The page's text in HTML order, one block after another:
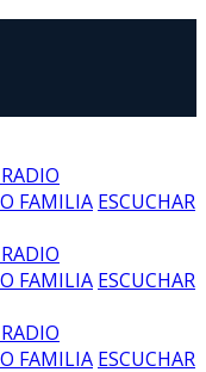
FAMILIA ESCUCHAR
FAMILIA ESCUCHAR
FAMILIA ESCUCHAR